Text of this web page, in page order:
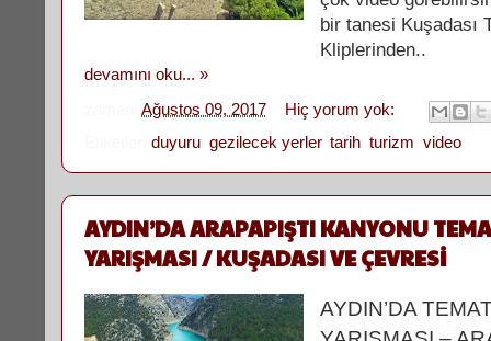
bir tanesi Kuşadası
Kliplerinden..
devamını oku... »
Ağustos 09, 2017
Hiç yorum yok:
duyuru gezilecek yerler, tarih turizm video
AYDIN’DA ARAPAPIŞTI KANYONU
YARIŞMASI / KUŞADASI VE ÇEVRESİ
AYDIN’DA